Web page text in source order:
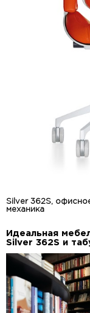
Silver 362S,
механика
Идеальная
Silver 362S и